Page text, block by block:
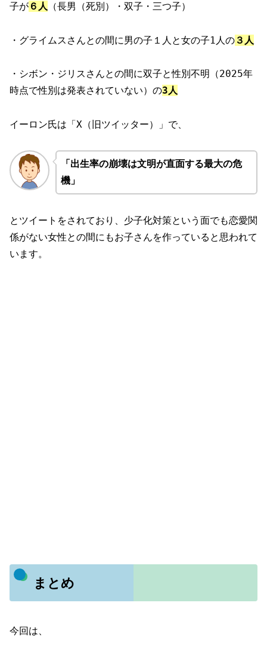
子が ６人 （長男（死別）・双子・三つ子）
・グライムスさんとの間に男の子１人と女の子1人の ３人
・シボン・ジリスさんとの間に双子と性別不明（2025年
時点で性別は発表されていない）の3人
イーロン氏は「X（旧ツイッター）」で、
「出生率の崩壊は文明が直面する最大の危
機」
とツイートをされており、少子化対策という面でも恋愛関
係がない女性との間にもお子さんを作っていると思われて
います。
まとめ
今回は、